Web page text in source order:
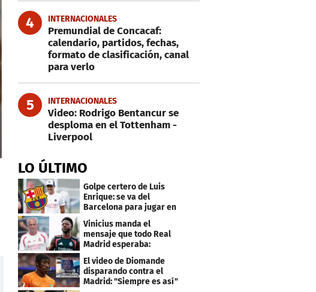
4 INTERNACIONALES
Premundial de Concacaf:
calendario, partidos, fechas,
formato de clasificación, canal
para verlo
5 INTERNACIONALES
Video: Rodrigo Bentancur se
desploma en el Tottenham -
Liverpool
LO ÚLTIMO
Golpe certero de Luis
Enrique: se va del
Barcelona para jugar en
el PSG
Vinicius manda el
mensaje que todo Real
Madrid esperaba:
"Mourinho..."
El video de Diomande
disparando contra el
Madrid: "Siempre es así"